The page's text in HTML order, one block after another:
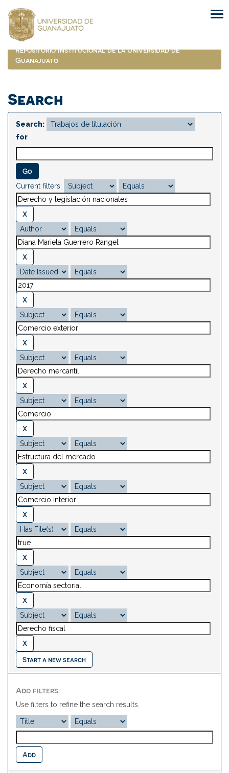
navigation
Repositorio Institucional de la Universidad de
Guanajuato
Search
Search:
for
Current filters:
Start a new search
Add filters:
Use filters to refine the search results.